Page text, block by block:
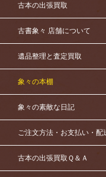
古本の出張買取
古書象々 店舗について
遺品整理と査定買取
象々の本棚
象々の素敵な日記
ご注文方法・お支払い・配
古本の出張買取Ｑ＆Ａ